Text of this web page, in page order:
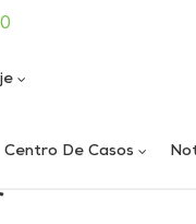
Centro De Casos